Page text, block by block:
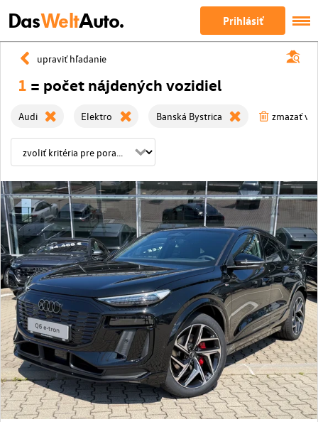
DasWeltAuto. Prihlásiť
upraviť hľadanie
1 = počet nájdených vozidiel
Audi Elektro Banská Bystrica zmazať